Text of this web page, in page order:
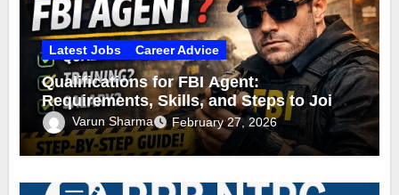
Latest Jobs Career Advice
Qualifications for FBI Agent:
Requirements, Skills, and Steps to Join
the FBIVarun Sharma February 27, 2026